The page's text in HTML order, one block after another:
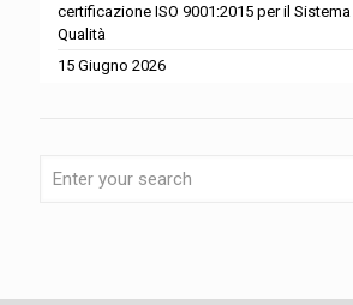
certificazione ISO 9001:2015 per il
Qualità
15 Giugno 2026